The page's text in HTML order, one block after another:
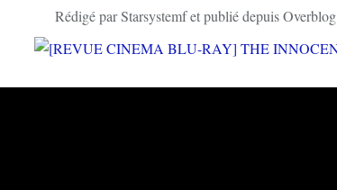
Rédigé par Starsystemf et publié depuis Overblog